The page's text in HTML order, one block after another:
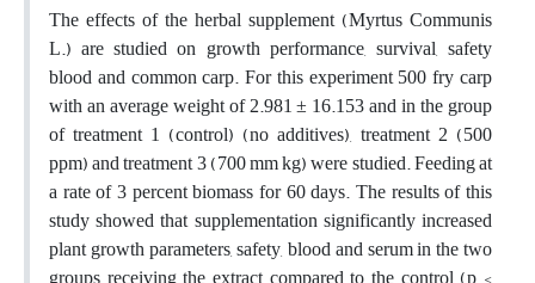
The effects of the herbal supplement (Myrtus Communis
L.) are studied on growth performance, survival, safety
blood and common carp. For this experiment 500 fry carp
with an average weight of 2.981 ± 16.153 and in the group
of treatment 1 (control) (no additives), treatment 2 (500
ppm) and treatment 3 (700 mm kg) were studied. Feeding at
a rate of 3 percent biomass for 60 days. The results of this
study showed that supplementation significantly increased
plant growth parameters, safety, blood and serum in the two